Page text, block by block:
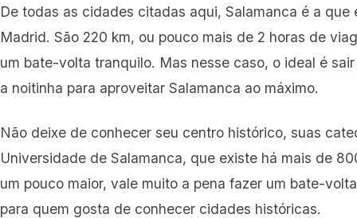
De todas as cidades citadas aqui, Salamanca é a que
Madrid. São 220 km, ou pouco mais de 2 horas de
um bate-volta tranquilo. Mas nesse caso, o ideal é
a noitinha para aproveitar Salamanca ao máximo.
Não deixe de conhecer seu centro histórico, suas
Universidade de Salamanca, que existe há mais de
um pouco maior, vale muito a pena fazer um bate-
para quem gosta de conhecer cidades históricas.